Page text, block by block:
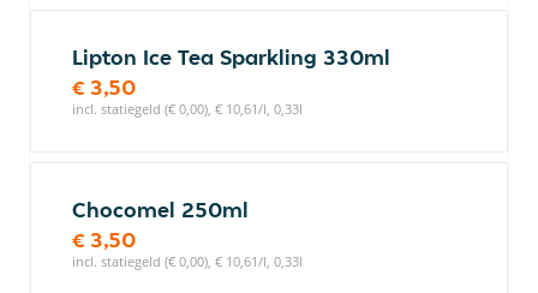
Lipton Ice Tea Sparkling 330ml
€ 3,50
incl. statiegeld (€ 0,00), € 10,61/l, 0,33l
Chocomel 250ml
€ 3,50
incl. statiegeld (€ 0,00), € 10,61/l, 0,33l